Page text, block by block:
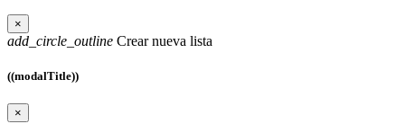
×
add_circle_outline Crear nueva lista
((modalTitle))
×